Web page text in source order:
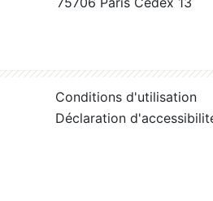
Conditions d'utilisation
Déclaration